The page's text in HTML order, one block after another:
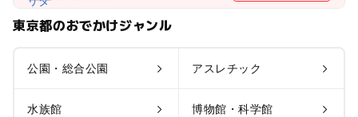
東京都のおでかけジャンル
公園・総合公園 アスレチック
水族館 博物館・科学館